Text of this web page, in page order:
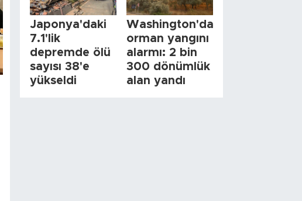
Japonya'daki
7.1'lik
depremde ölü
sayısı 38'e
yükseldi
Washington'da
orman yangını
alarmı: 2 bin
300 dönümlük
alan yandı